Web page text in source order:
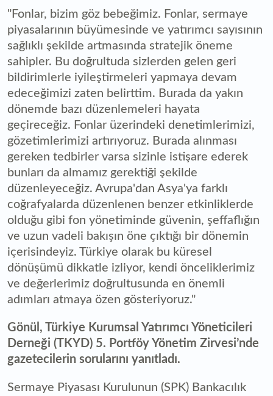
"Fonlar, bizim göz bebeğimiz. Fonlar, sermaye
piyasalarının büyümesinde ve yatırımcı sayısının
sağlıklı şekilde artmasında stratejik öneme
sahipler. Bu doğrultuda sizlerden gelen geri
bildirimlerle iyileştirmeleri yapmaya devam
edeceğimizi zaten belirttim. Burada da yakın
dönemde bazı düzenlemeleri hayata
geçireceğiz. Fonlar üzerindeki denetimlerimizi,
gözetimlerimizi artırıyoruz. Burada alınması
gereken tedbirler varsa sizinle istişare ederek
bunları da almamız gerektiği şekilde
düzenleyeceğiz. Avrupa'dan Asya'ya farklı
coğrafyalarda düzenlenen benzer etkinliklerde
olduğu gibi fon yönetiminde güvenin, şeffaflığın
ve uzun vadeli bakışın öne çıktığı bir dönemin
içerisindeyiz. Türkiye olarak bu küresel
dönüşümü dikkatle izliyor, kendi önceliklerimiz
ve değerlerimiz doğrultusunda en önemli
adımları atmaya özen gösteriyoruz."
Gönül, Türkiye Kurumsal Yatırımcı Yöneticileri
Derneği (TKYD) 5. Portföy Yönetim Zirvesi’nde
gazetecilerin sorularını yanıtladı.
Sermaye Piyasası Kurulunun (SPK) Bankacılık